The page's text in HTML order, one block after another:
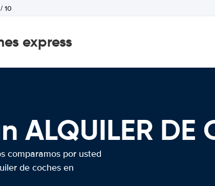
/ 10
express
DE
comparamos por usted
de coches en